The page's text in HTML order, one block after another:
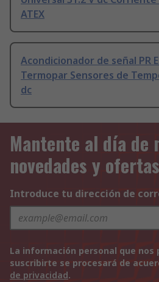
ATEX
Acondicionador de señal PR
Termopar Sensores de
dc
Mantente al día de
novedades y ofertas
Introduce tu dirección de
La información personal que nos
suscribirte se procesará de
de privacidad.